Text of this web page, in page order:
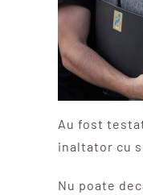
Au fost
inaltator cu
Nu poate